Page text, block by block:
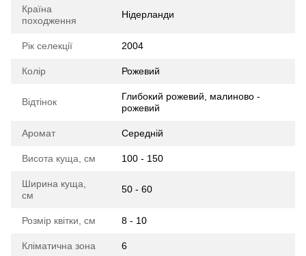
Країна
походження
Нідерланди
Рік селекції 2004
Колір Рожевий
Відтінок
Глибокий рожевий, малиново -
рожевий
Аромат Середній
Висота куща, см 100 - 150
Ширина куща,
см
50 - 60
Розмір квітки, см 8 - 10
Кліматична зона 6